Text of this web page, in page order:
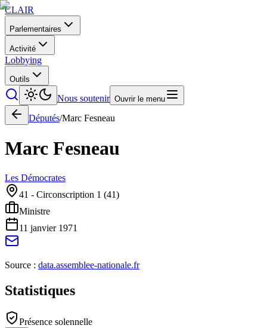
CLAIR
Parlementaires
Activité
Lobbying
Outils
Nous soutenir Ouvrir le menu
Députés/Marc Fesneau
Marc Fesneau
Les Démocrates
41 - Circonscription 1 (41)
Ministre
11 janvier 1971
Source : data.assemblee-nationale.fr
Statistiques
Présence solennelle